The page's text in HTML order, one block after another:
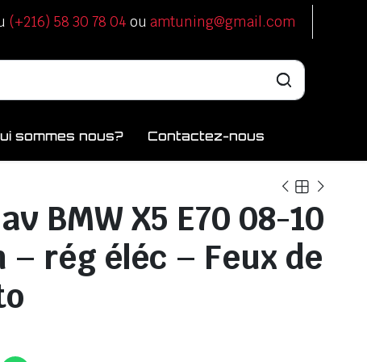
(+216) 58 30 78 04 ou amtuning@gmail.com
sommes nous? Contactez-nous
BMW X5 E70 08-10
– rég éléc – Feux de